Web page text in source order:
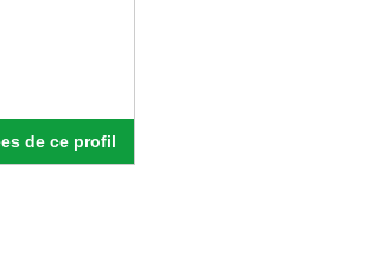
de ce profil